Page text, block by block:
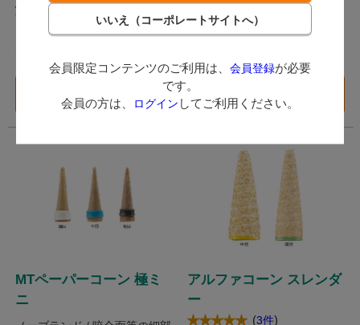
会員限定コンテンツのご利用は、 会員登録が必要
です。
会員の方は、
ログイン してご利用ください。
1,799
（税込）～
へ
1,452
（税込）
へ
MTペーパーコーン 極ミ
ニ
アルファコーン スレンダ
ー
(3件)